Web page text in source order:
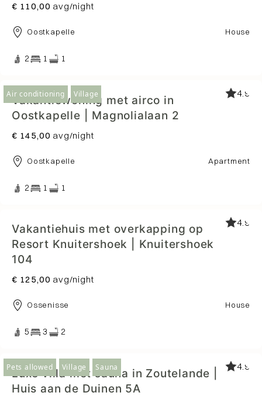
€ 110,00 avg/night
Oostkapelle House
2 1 1
Air conditioning Village
Vakantiewoning met airco in
Oostkapelle | Magnolialaan 2
4.9
€ 145,00 avg/night
Oostkapelle Apartment
2 1 1
Vakantiehuis met overkapping op
Resort Knuitershoek | Knuitershoek
104
4.9
€ 125,00 avg/night
Ossenisse House
5 3 2
Pets allowed Village Sauna
Luxe villa met sauna in Zoutelande |
Huis aan de Duinen 5A
4.9